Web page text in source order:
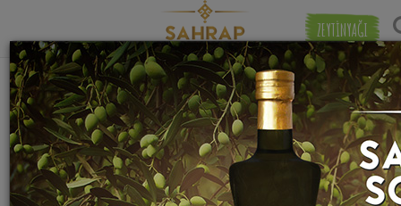
ZEYTİNYAĞI
"dermen
" etiketiyle eşleşen (1) tarif
bulundu.
Eşleşmeye